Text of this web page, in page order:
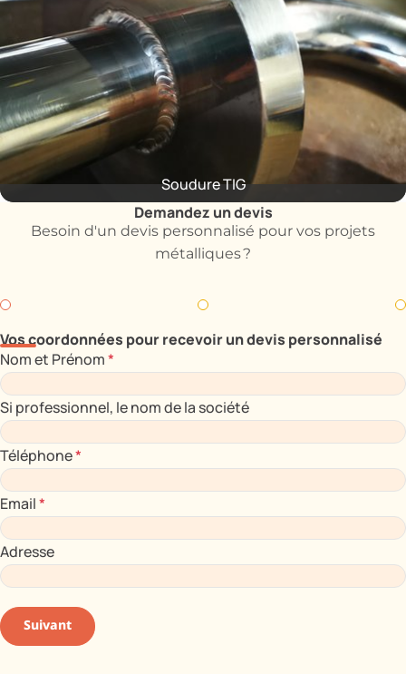
Soudure TIG
Vos coordonnées pour recevoir un devis personnalisé
Nom et Prénom*
Si professionnel, le nom de la société
Téléphone*
Email*
Adresse
Suivant
Demandez un devis
Besoin d'un devis personnalisé pour vos projets
métalliques ?